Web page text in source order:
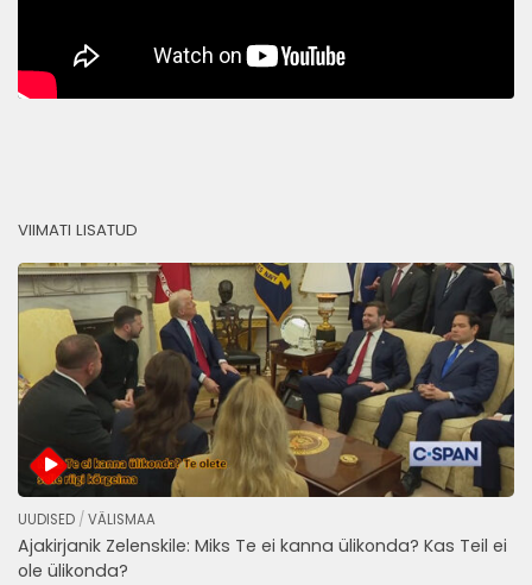
VIIMATI LISATUD
UUDISED / VÄLISMAA
Ajakirjanik Zelenskile: Miks Te ei kanna ülikonda? Kas Teil ei
ole ülikonda?